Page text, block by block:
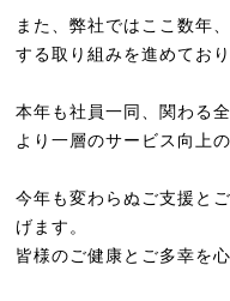
また、弊社ではここ数年
する取り組みを進めており
本年も社員一同、関わる
より一層のサービス向上
今年も変わらぬご支援と
げます。
皆様のご健康とご多幸を